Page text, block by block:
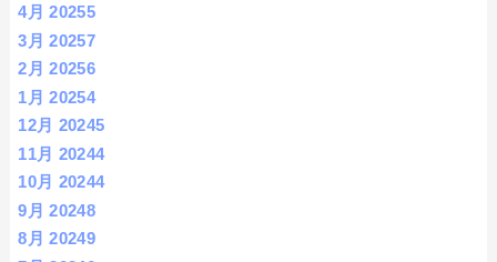
4月 20255
3月 20257
2月 20256
1月 20254
12月 20245
11月 20244
10月 20244
9月 20248
8月 20249